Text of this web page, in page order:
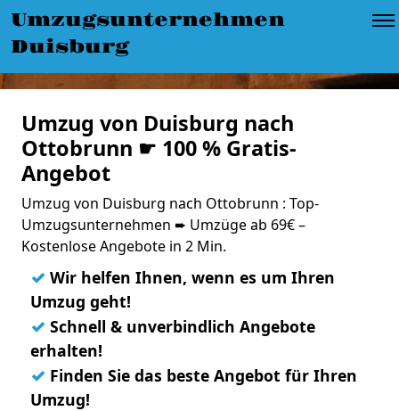
Umzugsunternehmen
Duisburg
Umzug von Duisburg nach
Ottobrunn ☛ 100 % Gratis-
Angebot
Umzug von Duisburg nach Ottobrunn : Top-
Umzugsunternehmen ➨ Umzüge ab 69€ –
Kostenlose Angebote in 2 Min.
✓ Wir helfen Ihnen, wenn es um Ihren
Umzug geht!
✓ Schnell & unverbindlich Angebote
erhalten!
✓ Finden Sie das beste Angebot für Ihren
Umzug!